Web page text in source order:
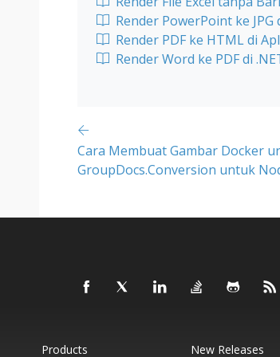
Render PowerPoint ke JPG
Render PDF ke HTML di
Render Word ke PDF di
Cara Membuat Gambar Docker
GroupDocs.Conversion untuk
Products New Releases